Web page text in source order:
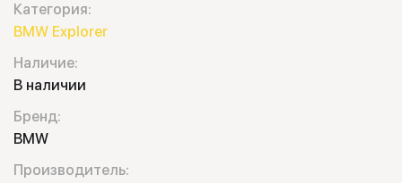
Категория:
BMW Explorer
Наличие:
В наличии
Бренд:
BMW
Производитель: